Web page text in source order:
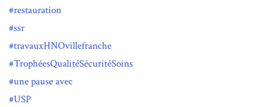
restauration
ssr
travauxHNOvillefranche
TrophéesQualitéSécuritéSoins
une pause avec
USP